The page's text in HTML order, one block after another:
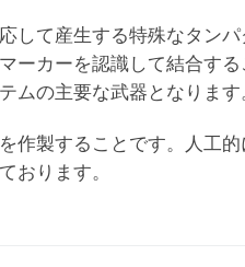
て産生する特殊なタン
ーカーを認識して結合す
の主要な武器となります
製することです。人工的
おります。